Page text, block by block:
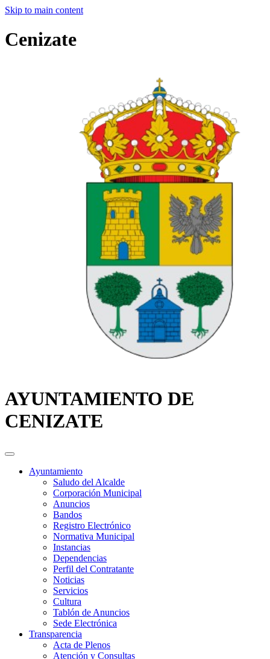
Skip to main content
Cenizate
AYUNTAMIENTO DE
CENIZATE
Ayuntamiento
Saludo del Alcalde
Corporación Municipal
Anuncios
Bandos
Registro Electrónico
Normativa Municipal
Instancias
Dependencias
Perfil del Contratante
Noticias
Servicios
Cultura
Tablón de Anuncios
Sede Electrónica
Transparencia
Acta de Plenos
Atención y Consultas